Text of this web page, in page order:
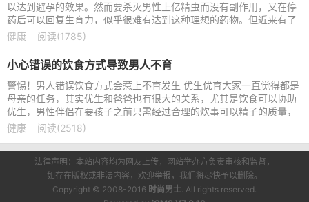
以达到避孕的效果。然而要杀灭男性上亿精虫而没有副作用，又在停
药后可以回复生育力，似乎很难有达到这种理想的药物。但近来有了
新的发现。 吃芹菜可使
健康 阅读(1785)
小心错误的饮食方式导致男人不育
警惕！男人错误饮食方式会惹上不育发生 优生优育大家一直觉得都是
母亲的任务，其实优生和爸爸也有很大的关系，尤其是饮食可以协助
优生，男性伴侣在要孩子之前只需经过合理的炊事可以精子的质量，
精子的质量直接影响着
健康 阅读(2518)
法律声明：本站内容均为网友上传，网站举办方负责审核和监督，
如存在版权或非法内容，欢迎举报，我们将尽快予以删除。
Copyright © 2008-2016 时尚男士. All rights reserved.